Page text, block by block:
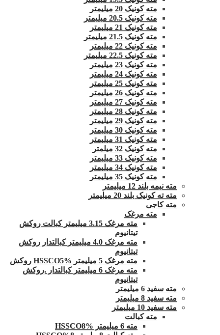
مته کونیک 20 میلیمتر
مته کونیک 20.5 میلیمتر
مته کونیک 21 میلیمتر
مته کونیک 21.5 میلیمتر
مته کونیک 22 میلیمتر
مته کونیک 22.5 میلیمتر
مته کونیک 23 میلیمتر
مته کونیک 24 میلیمتر
مته کونیک 25 میلیمتر
مته کونیک 26 میلیمتر
مته کونیک 27 میلیمتر
مته کونیک 28 میلیمتر
مته کونیک 29 میلیمتر
مته کونیک 30 میلیمتر
مته کونیک 31 میلیمتر
مته کونیک 32 میلمتر
مته کونیک 33 میلیمتر
مته کونیک 34 میلیمتر
مته کونیک 35 میلیمتر
مته نیمه بلند 12 میلیمتر
مته ته کونیک بلند 20 میلیمتر
مته کاجی
مته مرغک
مته مرغک 3.15 میلیمتر کبالت روکش
تیتانیوم
مته مرغک 4.0 میلیمتر کبالتدار روکش
تیتانیوم
مته مرغک 5 میلیمتر HSSCO5% روکش
مته مرغک 6 میلیمتر کبالتدار .روکش
تیتانیوم
مته سفید 6 میلیمتر
مته سفید 8 میلیمتر
مته سفید 10 میلیمتر
مته کبالت
مته 6 میلیمتر HSSCO8%